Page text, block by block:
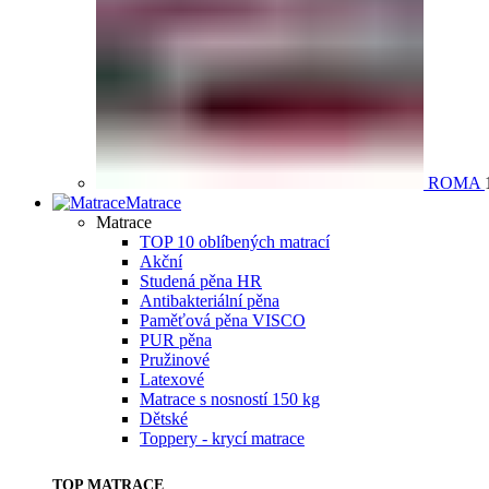
ROMA
Matrace
Matrace
TOP 10 oblíbených matrací
Akční
Studená pěna HR
Antibakteriální pěna
Paměťová pěna VISCO
PUR pěna
Pružinové
Latexové
Matrace s nosností 150 kg
Dětské
Toppery - krycí matrace
TOP MATRACE